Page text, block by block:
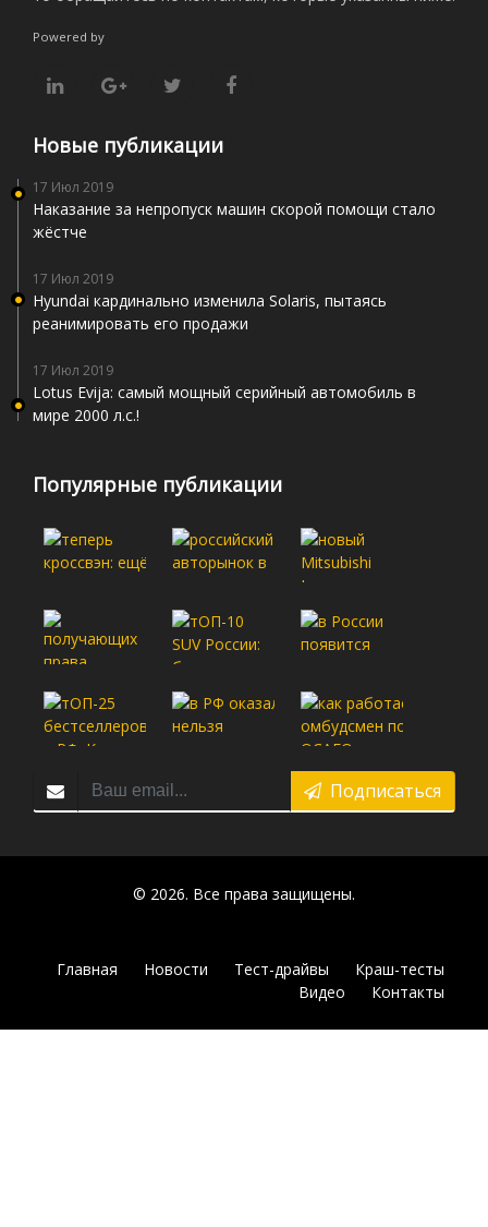
Powered by
Новые публикации
17 Июл 2019
Наказание за непропуск машин скорой помощи стало
жёстче
17 Июл 2019
Hyundai кардинально изменила Solaris, пытаясь
реанимировать его продажи
17 Июл 2019
Lotus Evija: самый мощный серийный автомобиль в
мире 2000 л.с.!
Популярные публикации
Подписаться
© 2026. Все права защищены.
Главная Новости Тест-драйвы
Краш-тесты
Видео
Контакты